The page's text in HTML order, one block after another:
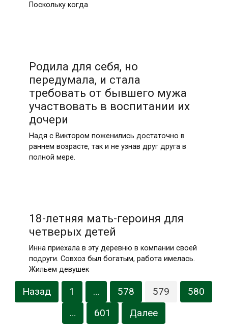
Поскольку когда
Родила для себя, но
передумала, и стала
требовать от бывшего мужа
участвовать в воспитании их
дочери
Надя с Виктором поженились достаточно в
раннем возрасте, так и не узнав друг друга в
полной мере.
18-летняя мать-героиня для
четверых детей
Инна приехала в эту деревню в компании своей
подруги. Совхоз был богатым, работа имелась.
Жильем девушек
Навигация
Назад 1 … 578 579
580
…
601 Далее